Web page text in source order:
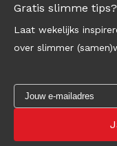
Gratis slimme tips?
Laat wekelijks
over slimmer